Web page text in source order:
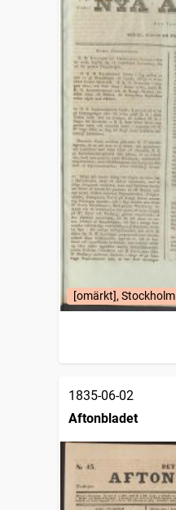
[omärkt], Stockholm
1835-06-02
Aftonbladet